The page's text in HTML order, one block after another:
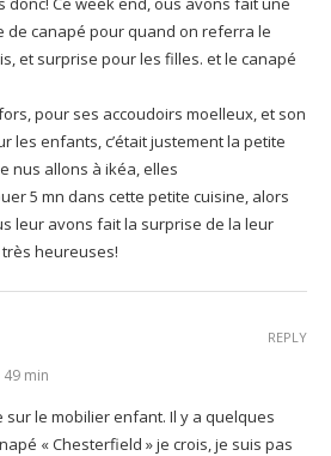
de canapé pour quand on referra le
et surprise pour les filles. et le canapé
pour ses accoudoirs moelleux, et son
les enfants, c’était justement la petite
nus allons à ikéa, elles
5 mn dans cette petite cuisine, alors
leur avons fait la surprise de la leur
heureuses!
min
sur le mobilier enfant. Il y a quelques
« Chesterfield » je crois, je suis pas
REPLY